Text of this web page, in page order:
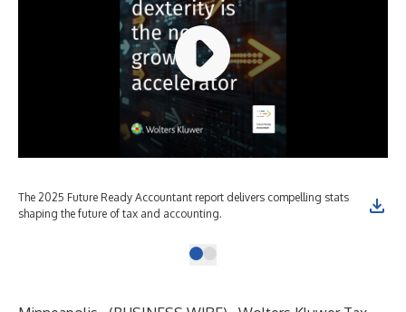
The 2025 Future Ready Accountant report delivers compelling stats
shaping the future of tax and accounting.